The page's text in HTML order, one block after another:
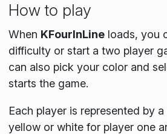
How to play
When KFourInLineloads, you
difficulty or start a two player
can also pick your color and
starts the game.
Each player is represented by
yellow or white for player one